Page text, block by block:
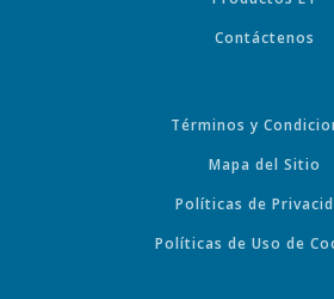
Contáctenos
Términos y
Mapa del Sitio
Políticas de
Políticas de Uso de